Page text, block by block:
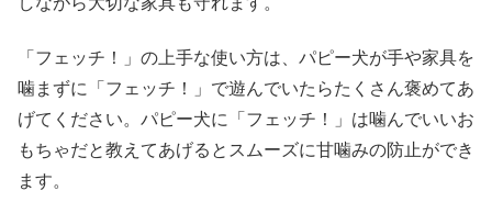
「フェッチ！」の上手な使い方は、パピー犬が手や家具を
噛まずに「フェッチ！」で遊んでいたらたくさん褒めてあ
げてください。パピー犬に「フェッチ！」は噛んでいいお
もちゃだと教えてあげるとスムーズに甘噛みの防止ができ
ます。